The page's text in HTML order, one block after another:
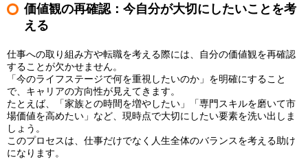
価値観の再確認：今自分が大切にしたいことを考
える
仕事への取り組み方や転職を考える際には、自分の価値観を再確認
することが欠かせません。
「今のライフステージで何を重視したいのか」を明確にすること
で、キャリアの方向性が見えてきます。
たとえば、「家族との時間を増やしたい」「専門スキルを磨いて市
場価値を高めたい」など、現時点で大切にしたい要素を洗い出しま
しょう。
このプロセスは、仕事だけでなく人生全体のバランスを考える助け
になります。